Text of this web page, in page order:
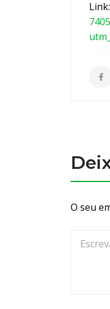
O seu